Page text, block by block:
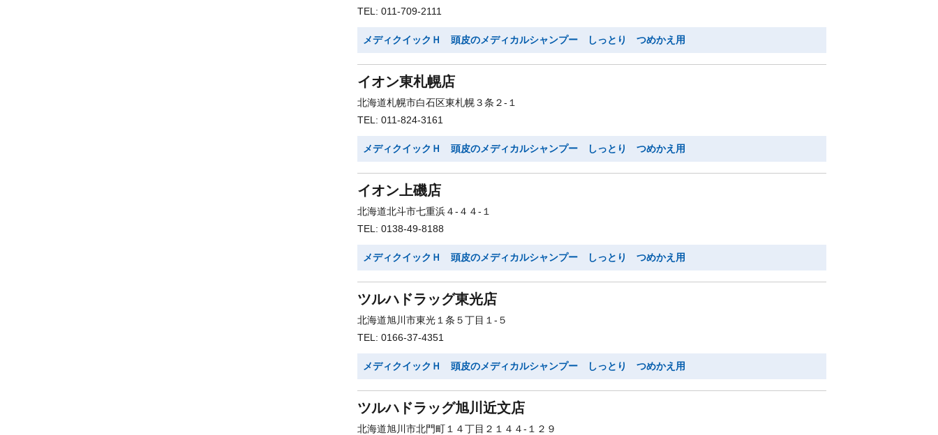
TEL: 011-709-2111
メディクイックＨ 頭皮のメディカルシャンプー しっとり つめかえ用
イオン東札幌店
北海道札幌市白石区東札幌３条２-１
TEL: 011-824-3161
メディクイックＨ 頭皮のメディカルシャンプー しっとり つめかえ用
イオン上磯店
北海道北斗市七重浜４-４４-１
TEL: 0138-49-8188
メディクイックＨ 頭皮のメディカルシャンプー しっとり つめかえ用
ツルハドラッグ東光店
北海道旭川市東光１条５丁目１-５
TEL: 0166-37-4351
メディクイックＨ 頭皮のメディカルシャンプー しっとり つめかえ用
ツルハドラッグ旭川近文店
北海道旭川市北門町１４丁目２１４４-１２９